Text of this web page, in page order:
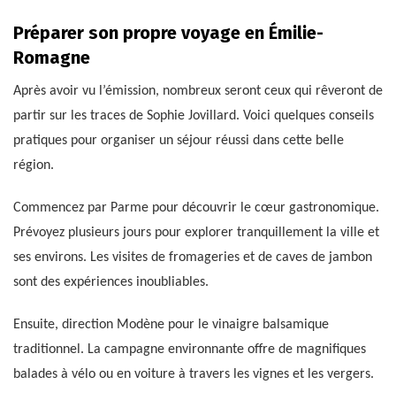
Préparer son propre voyage en Émilie-
Romagne
Après avoir vu l’émission, nombreux seront ceux qui rêveront de
partir sur les traces de Sophie Jovillard. Voici quelques conseils
pratiques pour organiser un séjour réussi dans cette belle
région.
Commencez par Parme pour découvrir le cœur gastronomique.
Prévoyez plusieurs jours pour explorer tranquillement la ville et
ses environs. Les visites de fromageries et de caves de jambon
sont des expériences inoubliables.
Ensuite, direction Modène pour le vinaigre balsamique
traditionnel. La campagne environnante offre de magnifiques
balades à vélo ou en voiture à travers les vignes et les vergers.